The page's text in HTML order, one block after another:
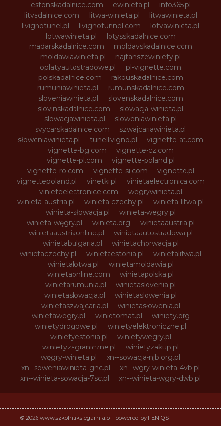
estonskadalnice.com
ewinieta.pl
info365.pl
litvadalnice.com
litwa-winieta.pl
litwawinieta.pl
livignotunel.pl
livignotunnel.com
lotvawinieta.pl
lotwawinieta.pl
lotysskadalnice.com
madarskadalnice.com
moldavskadalnice.com
moldawiawinieta.pl
najtanszewiniety.pl
oplatyautostradowe.pl
pl-vignette.com
polskadalnice.com
rakouskadalnice.com
rumuniawinieta.pl
rumunskadalnice.com
sloveniawinieta.pl
slovenskadalnice.com
slovinskadalnice.com
slowacja-winieta.pl
slowacjawinieta.pl
sloweniawinieta.pl
svycarskadalnice.com
szwajcariawinieta.pl
słoweniawinieta.pl
tunellivigno.pl
vignette-at.com
vignette-bg.com
vignette-cz.com
vignette-pl.com
vignette-poland.pl
vignette-ro.com
vignette-si.com
vignette.pl
vignettepoland.pl
vinetki.pl
vinietaelectronica.com
vinieteelectronice.com
wegrywinieta.pl
winieta-austria.pl
winieta-czechy.pl
winieta-litwa.pl
winieta-słowacja.pl
winieta-wegry.pl
winieta-węgry.pl
winieta.org
winietaaustria.pl
winietaaustriaonline.pl
winietaautostradowa.pl
winietabulgaria.pl
winietachorwacja.pl
winietaczechy.pl
winietaestonia.pl
winietalitwa.pl
winietalotwa.pl
winietamoldawia.pl
winietaonline.com
winietapolska.pl
winietarumunia.pl
winietaslovenia.pl
winietaslowacja.pl
winietaslowenia.pl
winietaszwajcaria.pl
winietasłowenia.pl
winietawegry.pl
winietomat.pl
winiety.org
winietydrogowe.pl
winietyelektroniczne.pl
winietyestonia.pl
winietywegry.pl
winietyzagraniczne.pl
winietyzakup.pl
węgry-winieta.pl
xn--sowacja-njb.org.pl
xn--soweniawinieta-gnc.pl
xn--wgry-winieta-4vb.pl
xn--winieta-sowacja-7sc.pl
xn--winieta-wgry-dwb.pl
© 2026 www.szkolnaksiegarnia.pl | powered by FENIQS